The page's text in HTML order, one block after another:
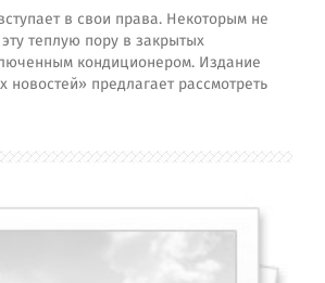
в свои права. Некоторым не
теплую пору в закрытых
кондиционером. Издание
новостей» предлагает рассмотреть